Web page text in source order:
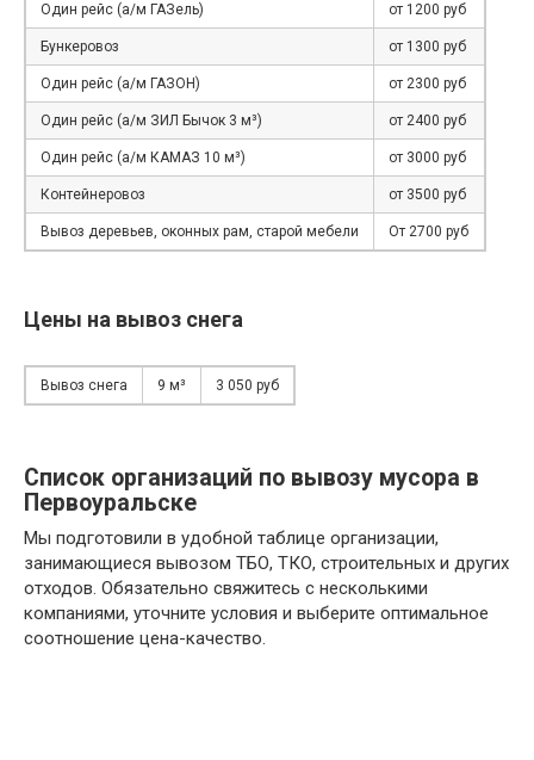
Один рейс (а/м ГАЗель) от 1200 руб
Бункеровоз от 1300 руб
Один рейс (а/м ГАЗОН) от 2300 руб
Один рейс (а/м ЗИЛ Бычок 3 м³) от 2400 руб
Один рейс (а/м КАМАЗ 10 м³) от 3000 руб
Контейнеровоз от 3500 руб
Вывоз деревьев, оконных рам, старой мебели От 2700 руб
Цены на вывоз снега
Вывоз снега 9 м³ 3 050 руб
Список организаций по вывозу мусора в
Первоуральске
Мы подготовили в удобной таблице организации,
занимающиеся вывозом ТБО, ТКО, строительных и других
отходов. Обязательно свяжитесь с несколькими
компаниями, уточните условия и выберите оптимальное
соотношение цена-качество.